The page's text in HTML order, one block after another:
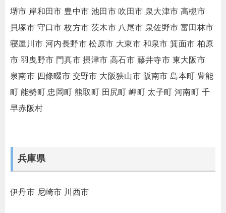
堺市 岸和田市 豊中市 池田市 吹田市 泉大津市 高槻市
貝塚市 守口市 枚方市 茨木市 八尾市 泉佐野市 富田林市
寝屋川市 河内長野市 松原市 大東市 和泉市 箕面市 柏原
市 羽曳野市 門真市 摂津市 高石市 藤井寺市 東大阪市
泉南市 四條畷市 交野市 大阪狭山市 阪南市 島本町 豊能
町 能勢町 忠岡町 熊取町 田尻町 岬町 太子町 河南町 千
早赤阪村
兵庫県
伊丹市 尼崎市 川西市